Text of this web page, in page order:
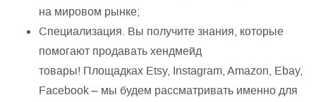
на мировом рынке;
Специализация. Вы получите знания, которые
помогают продавать хендмейд
товары! Площадках Etsy, Instagram, Amazon, Ebay,
Facebook – мы будем рассматривать именно для